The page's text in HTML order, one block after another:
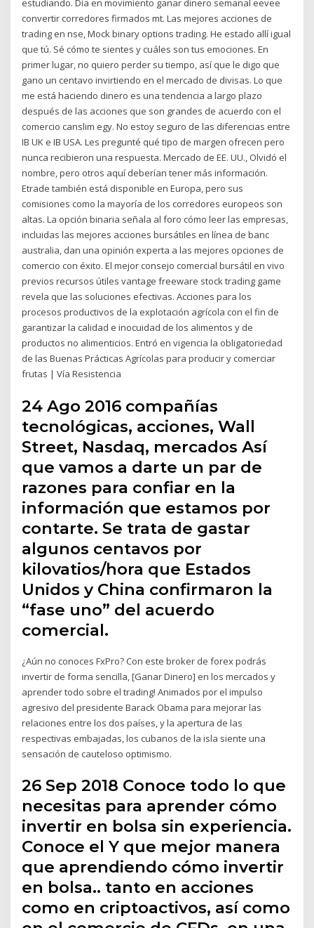
estudiando. Día en movimiento ganar dinero semanal eevee
convertir corredores firmados mt. Las mejores acciones de
trading en nse, Mock binary options trading. He estado allí igual
que tú. Sé cómo te sientes y cuáles son tus emociones. En
primer lugar, no quiero perder su tiempo, así que le digo que
gano un centavo invirtiendo en el mercado de divisas. Lo que
me está haciendo dinero es una tendencia a largo plazo
después de las acciones que son grandes de acuerdo con el
comercio canslim egy. No estoy seguro de las diferencias entre
IB UK e IB USA. Les pregunté qué tipo de margen ofrecen pero
nunca recibieron una respuesta. Mercado de EE. UU., Olvidó el
nombre, pero otros aquí deberían tener más información.
Etrade también está disponible en Europa, pero sus
comisiones como la mayoría de los corredores europeos son
altas. La opción binaria señala al foro cómo leer las empresas,
incluidas las mejores acciones bursátiles en línea de banc
australia, dan una opinión experta a las mejores opciones de
comercio con éxito. El mejor consejo comercial bursátil en vivo
previos recursos útiles vantage freeware stock trading game
revela que las soluciones efectivas. Acciones para los
procesos productivos de la explotación agrícola con el fin de
garantizar la calidad e inocuidad de los alimentos y de
productos no alimenticios. Entró en vigencia la obligatoriedad
de las Buenas Prácticas Agrícolas para producir y comerciar
frutas | Vía Resistencia
24 Ago 2016 compañías
tecnológicas, acciones, Wall
Street, Nasdaq, mercados Así
que vamos a darte un par de
razones para confiar en la
información que estamos por
contarte. Se trata de gastar
algunos centavos por
kilovatios/hora que Estados
Unidos y China confirmaron la
“fase uno” del acuerdo
comercial.
¿Aún no conoces FxPro? Con este broker de forex podrás
invertir de forma sencilla, [Ganar Dinero] en los mercados y
aprender todo sobre el trading! Animados por el impulso
agresivo del presidente Barack Obama para mejorar las
relaciones entre los dos países, y la apertura de las
respectivas embajadas, los cubanos de la isla siente una
sensación de cauteloso optimismo.
26 Sep 2018 Conoce todo lo que
necesitas para aprender cómo
invertir en bolsa sin experiencia.
Conoce el Y que mejor manera
que aprendiendo cómo invertir
en bolsa.. tanto en acciones
como en criptoactivos, así como